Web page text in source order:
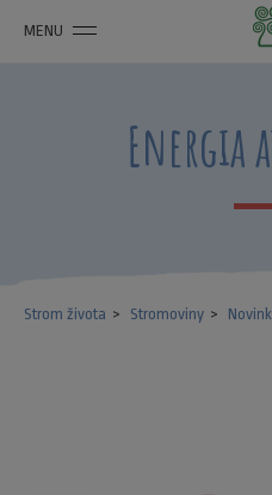
MENU
Energia
Strom života Stromoviny